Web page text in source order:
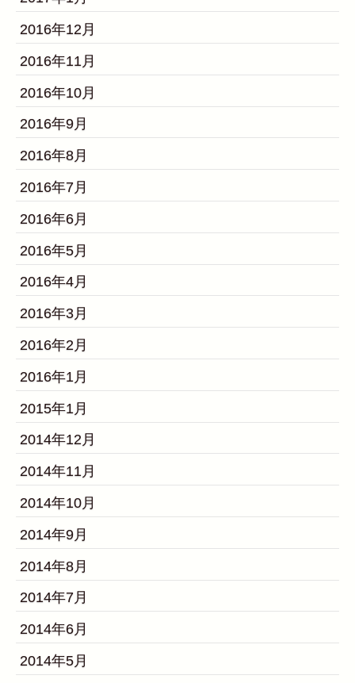
2016年12月
2016年11月
2016年10月
2016年9月
2016年8月
2016年7月
2016年6月
2016年5月
2016年4月
2016年3月
2016年2月
2016年1月
2015年1月
2014年12月
2014年11月
2014年10月
2014年9月
2014年8月
2014年7月
2014年6月
2014年5月